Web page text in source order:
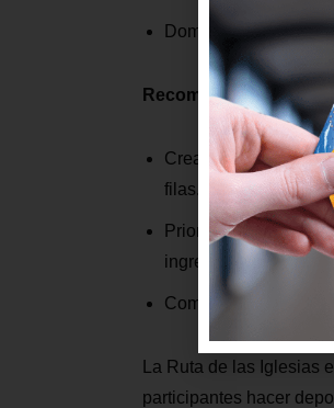
Domingo 7 de julio:
Recomendaciones:
Crear con
filas.
Prioriza el pago con
ingreso.
Compra tu ticket en
La Ruta de las Iglesias
participantes hacer